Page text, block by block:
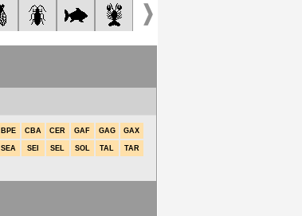
BPE CBA CER GAF GAG GAX
SEA SEI SEL SOL TAL TAR